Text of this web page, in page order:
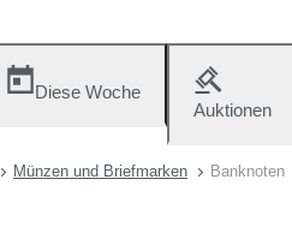
Diese Woche
Auktionen
Münzen und Briefmarken Banknoten